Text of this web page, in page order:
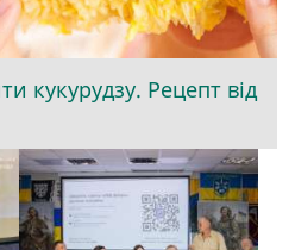
кукурудзу. Рецепт від